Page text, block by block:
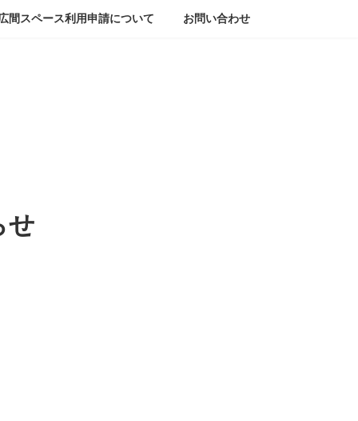
間スペース利用申請について お問い合わせ
せ